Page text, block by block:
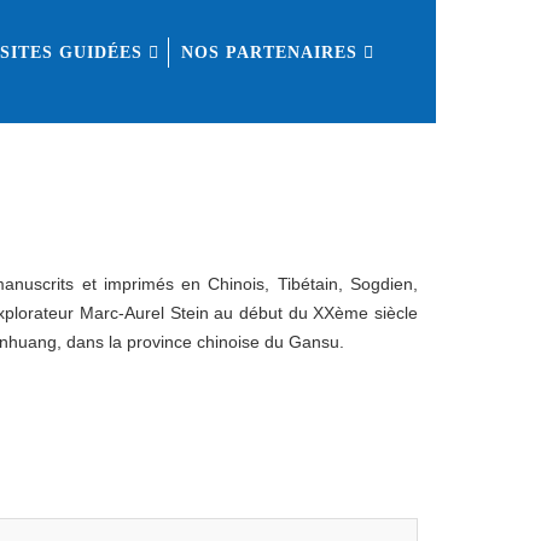
GUIDÉES NOS PARTENAIRES
et imprimés en Chinois, Tibétain, Sogdien,
Marc-Aurel Stein au début du XXème siècle
dans la province chinoise du Gansu.